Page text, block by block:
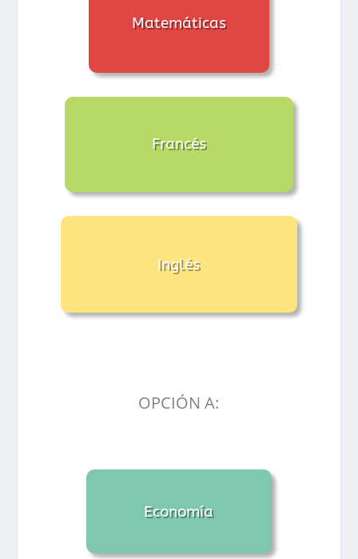
Matemáticas
Francés
Inglés
OPCIÓN A:
Economía